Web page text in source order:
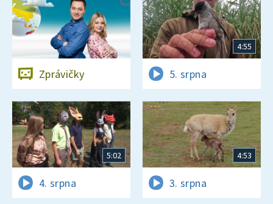
Zprávičky
4:55
5. srpna
5:02
4. srpna
4:53
3. srpna